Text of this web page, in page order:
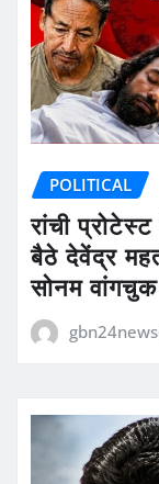
POLITICAL
रांची
बैठे देवेंद्र
सोनम वांगचुक